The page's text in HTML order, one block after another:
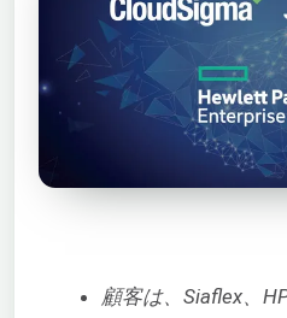
顧客は、Siaflex、